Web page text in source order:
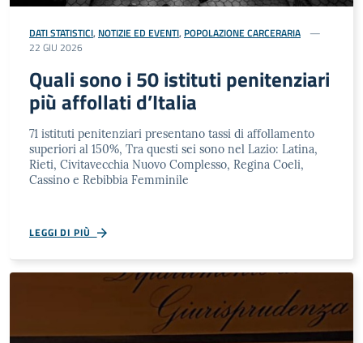
DATI STATISTICI, NOTIZIE ED EVENTI, POPOLAZIONE CARCERARIA
22 GIU 2026
Quali sono i 50 istituti penitenziari
più affollati d’Italia
71 istituti penitenziari presentano tassi di affollamento
superiori al 150%, Tra questi sei sono nel Lazio: Latina,
Rieti, Civitavecchia Nuovo Complesso, Regina Coeli,
Cassino e Rebibbia Femminile
LEGGI DI PIÙ